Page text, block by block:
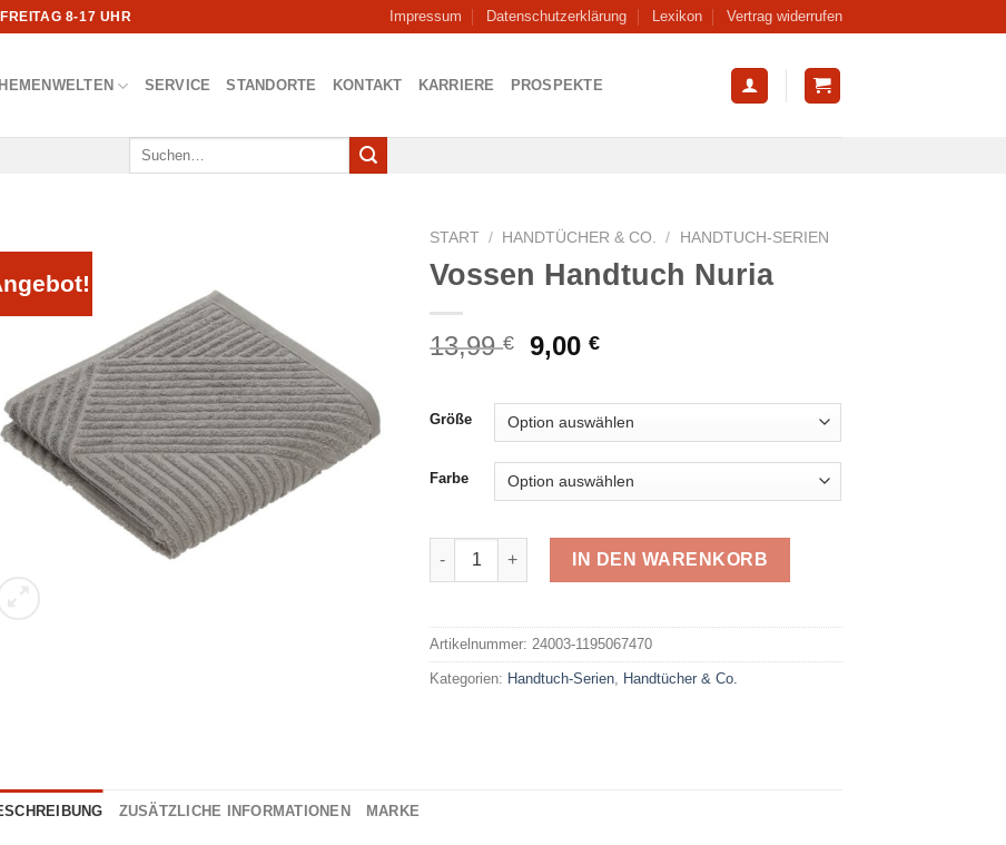
8-17 UHR Impressum Datenschutzerklärung Lexikon Vertrag widerrufen
SERVICE STANDORTE KONTAKT KARRIERE PROSPEKTE
Suchen
START / HANDTÜCHER & CO. / HANDTUCH-SERIEN
Vossen Handtuch Nuria
13,99€
Ursprünglicher
war:
13,99 €
9,00€Aktueller
ist:
9,00 €.
Größe
Farbe
Vossen Handtuch Nuria Menge
IN DEN WARENKORB
Artikelnummer: 24003-1195067470
Kategorien: Handtuch-Serien Handtücher & Co.
ZUSÄTZLICHE INFORMATIONEN MARKE